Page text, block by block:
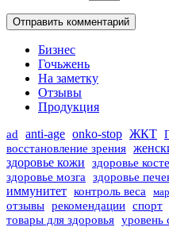
Отправить комментарий
Бизнес
Гочьжень
На заметку
Отзывы
Продукция
ad anti-age onko-stop ЖКТ
восстановление зрения
здоровье кожи здоровье
здоровье мозга здоровье
иммунитет контроль веса
отзывы рекомендации спорт
товары для здоровья уровень